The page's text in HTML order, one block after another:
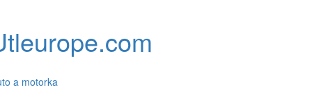
a motorka